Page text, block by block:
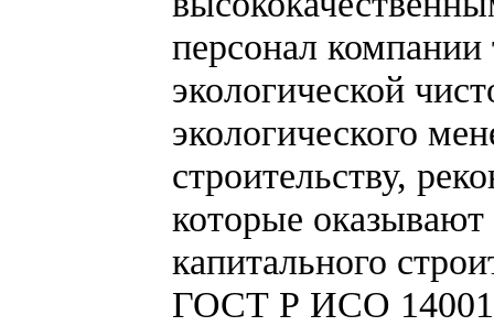
персонал компании
экологической
экологического
строительству,
которые оказывают
капитального
ГОСТ Р ИСО